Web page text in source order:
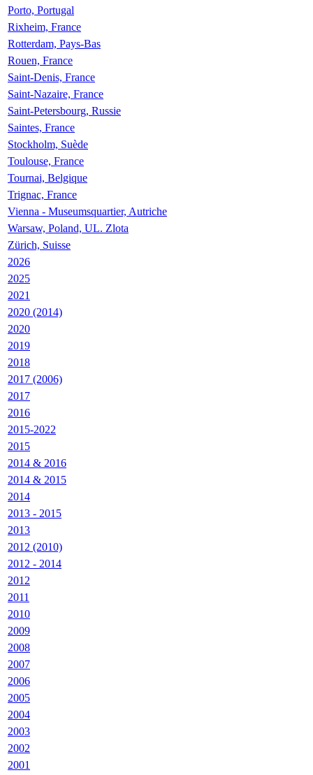
Porto, Portugal
Rixheim, France
Rotterdam, Pays-Bas
Rouen, France
Saint-Denis, France
Saint-Nazaire, France
Saint-Petersbourg, Russie
Saintes, France
Stockholm, Suède
Toulouse, France
Tournai, Belgique
Trignac, France
Vienna - Museumsquartier, Autriche
Warsaw, Poland, UL. Zlota
Zürich, Suisse
2026
2025
2021
2020 (2014)
2020
2019
2018
2017 (2006)
2017
2016
2015-2022
2015
2014 & 2016
2014 & 2015
2014
2013 - 2015
2013
2012 (2010)
2012 - 2014
2012
2011
2010
2009
2008
2007
2006
2005
2004
2003
2002
2001